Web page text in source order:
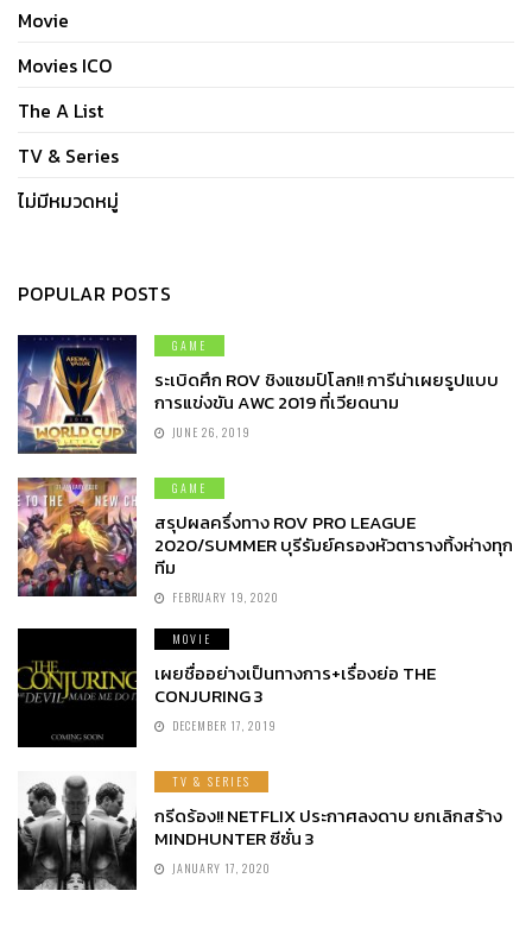
Movie
Movies ICO
The A List
TV & Series
ไม่มีหมวดหมู่
POPULAR POSTS
GAME
ระเบิดศึก ROV ชิงแชมป์โลก!! การีน่าเผยรูปแบบ
การแข่งขัน AWC 2019 ที่เวียดนาม
JUNE 26, 2019
GAME
สรุปผลครึ่งทาง ROV PRO LEAGUE
2020/SUMMER บุรีรัมย์ครองหัวตารางทิ้งห่างทุก
ทีม
FEBRUARY 19, 2020
MOVIE
เผยชื่ออย่างเป็นทางการ+เรื่องย่อ THE
CONJURING 3
DECEMBER 17, 2019
TV & SERIES
กรีดร้อง!! NETFLIX ประกาศลงดาบ ยกเลิกสร้าง
MINDHUNTER ซีซั่น 3
JANUARY 17, 2020